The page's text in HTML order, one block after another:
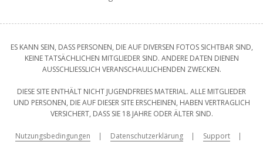
ES KANN SEIN, DASS PERSONEN, DIE AUF DIVERSEN FOTOS SICHTBAR SIND,
KEINE TATSÄCHLICHEN MITGLIEDER SIND. ANDERE DATEN DIENEN
AUSSCHLIESSLICH VERANSCHAULICHENDEN ZWECKEN.
DIESE SITE ENTHÄLT NICHT JUGENDFREIES MATERIAL. ALLE MITGLIEDER
UND PERSONEN, DIE AUF DIESER SITE ERSCHEINEN, HABEN VERTRAGLICH
VERSICHERT, DASS SIE 18 JAHRE ODER ÄLTER SIND.
Nutzungsbedingungen Datenschutzerklärung Support